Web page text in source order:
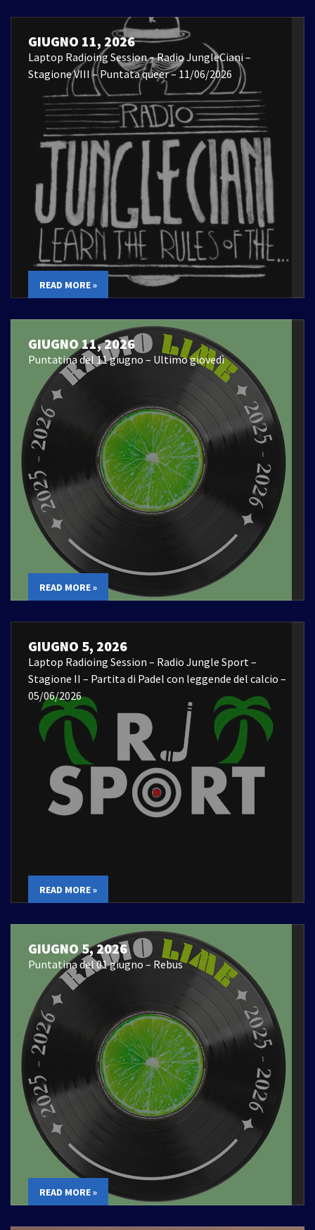
GIUGNO 11, 2026
Laptop Radioing Session – Radio JungleCiani –
Stagione VIII – Puntata queer – 11/06/2026
READ MORE »
GIUGNO 11, 2026
Puntatina del 11 giugno – Ultimo giovedì
READ MORE »
GIUGNO 5, 2026
Laptop Radioing Session – Radio Jungle Sport –
Stagione II – Partita di Padel con leggende del calcio –
05/06/2026
READ MORE »
GIUGNO 5, 2026
Puntatina del 01 giugno – Rebus
READ MORE »